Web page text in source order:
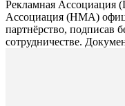
Рекламная Ассоциация
Ассоциация (НМА)
партнёрство, подписав
сотрудничестве.